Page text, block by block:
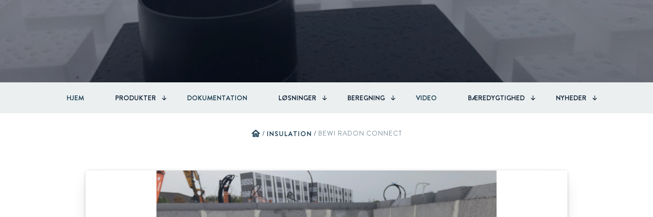
Circular
Acquisitions & investments
HJEM PRODUKTER DOKUMENTATION LØSNINGER BEREGNING VIDEO BÆREDYGTIGHED NYHEDER
home / INSULATION / BEWI RADON CONNECT